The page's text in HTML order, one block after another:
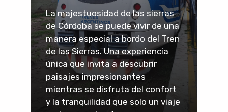
La majestuosidad de las sierras
de Córdoba se puede vivir de una
manera especial a bordo del Tren
de las Sierras. Una experiencia
única que invita a descubrir
paisajes impresionantes
mientras se disfruta del confort
y la tranquilidad que solo un viaje